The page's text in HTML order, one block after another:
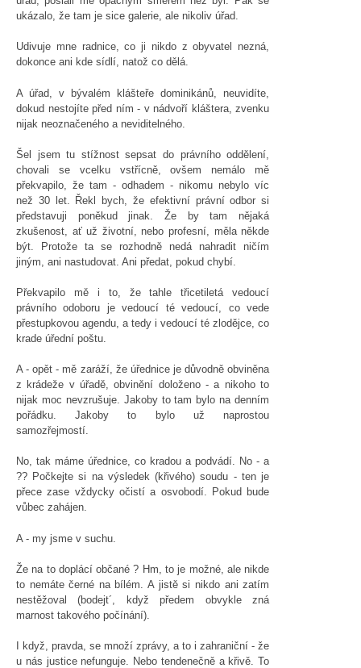
ukázalo, že tam je sice galerie, ale nikoliv úřad.
Udivuje mne radnice, co ji nikdo z obyvatel nezná,
dokonce ani kde sídlí, natož co dělá.
A úřad, v bývalém klášteře dominikánů, neuvidíte,
dokud nestojíte před ním - v nádvoří kláštera, zvenku
nijak neoznačeného a neviditelného.
Šel jsem tu stížnost sepsat do právního oddělení,
chovali se vcelku vstřícně, ovšem nemálo mě
překvapilo, že tam - odhadem - nikomu nebylo víc
než 30 let. Řekl bych, že efektivní právní odbor si
představuji poněkud jinak. Že by tam nějaká
zkušenost, ať už životní, nebo profesní, měla někde
být. Protože ta se rozhodně nedá nahradit ničím
jiným, ani nastudovat. Ani předat, pokud chybí.
Překvapilo mě i to, že tahle třicetiletá vedoucí
právního odoboru je vedoucí té vedoucí, co vede
přestupkovou agendu, a tedy i vedoucí té zlodějce, co
krade úřední poštu.
A - opět - mě zaráží, že úřednice je důvodně obviněna
z krádeže v úřadě, obvinění doloženo - a nikoho to
nijak moc nevzrušuje. Jakoby to tam bylo na denním
pořádku. Jakoby to bylo už naprostou
samozřejmostí.
No, tak máme úřednice, co kradou a podvádí. No - a
?? Počkejte si na výsledek (křivého) soudu - ten je
přece zase vždycky očistí a osvobodí. Pokud bude
vůbec zahájen.
A - my jsme v suchu.
Že na to doplácí občané ? Hm, to je možné, ale nikde
to nemáte černé na bílém. A jistě si nikdo ani zatím
nestěžoval (bodejt´, když předem obvykle zná
marnost takového počínání).
I když, pravda, se množí zprávy, a to i zahraniční - že
u nás justice nefunguje. Nebo tendenečně a křivě. To